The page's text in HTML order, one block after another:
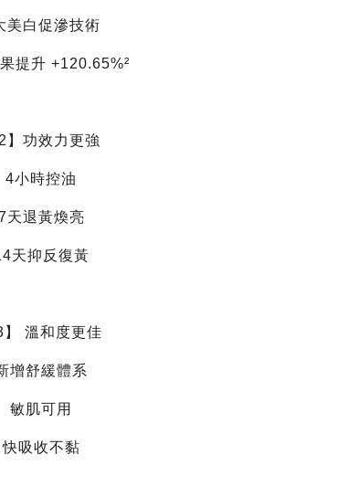
美白促滲技術
提升 +120.65%²
2】功效力更強
4小時控油
天退黃煥亮
天抑反復黃
】 溫和度更佳
增舒緩體系
敏肌可用
快吸收不黏